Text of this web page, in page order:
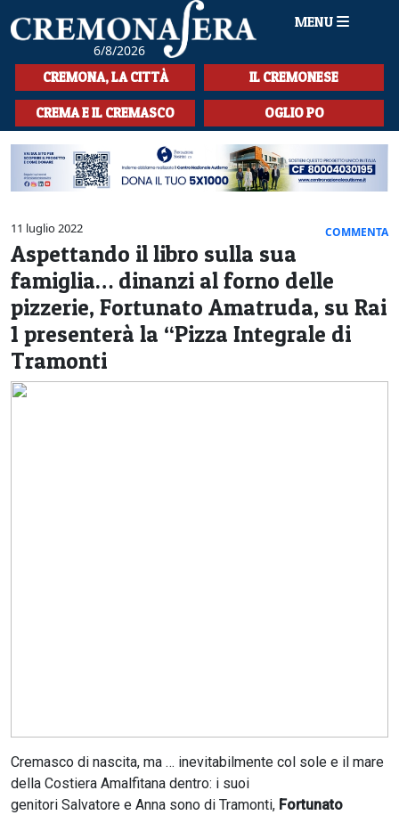
6/8/2026
MENU
HOME
CRONACA
SPORT
LA MUSICA
CULTURA
LA STORIA
SPETTACOLI
L'EDITORIALE
SEZIONI
CREMONA, LA CITTÀ IL CREMONESE
CREMA E IL CREMASCO OGLIO PO
11 luglio 2022 COMMENTA
Aspettando il libro sulla sua
famiglia… dinanzi al forno delle
pizzerie, Fortunato Amatruda, su Rai
1 presenterà la “Pizza Integrale di
Tramonti
Cremasco di nascita, ma … inevitabilmente col sole e il mare
della Costiera Amalfitana dentro: i suoi
genitori Salvatore e Anna sono di Tramonti, Fortunato